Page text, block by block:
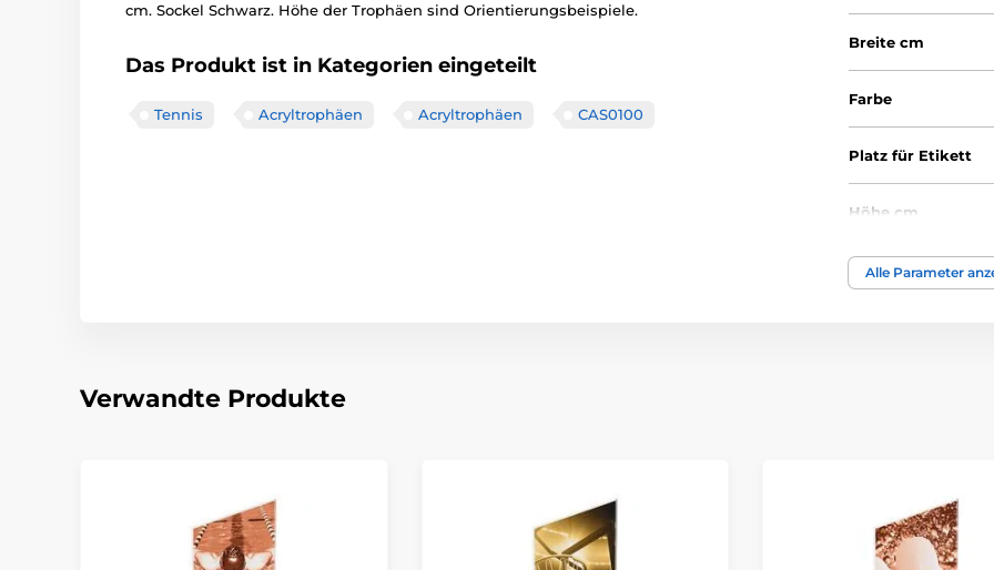
cm. Sockel Schwarz. Höhe der Trophäen sind Orientierungsbeispiele.
Das Produkt ist in Kategorien eingeteilt
Tennis Acryltrophäen Acryltrophäen CAS0100
Breite cm
Farbe
Platz für Etikett
Höhe cm
Thema
Alle Parameter
Verwandte Produkte